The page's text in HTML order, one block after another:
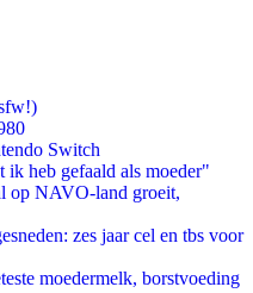
Switch
heb gefaald als moeder"
op NAVO-land groeit,
zes jaar cel en tbs voor
moedermelk, borstvoeding